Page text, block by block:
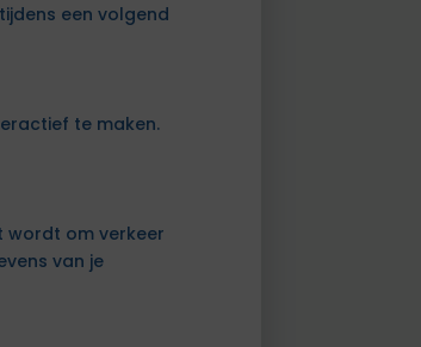
een volgend
te maken.
wordt om verkeer
van je